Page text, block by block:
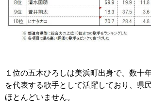
１位の五木ひろしは美浜町出身で、数十
を代表する歌手として活躍しており、県
ほとんどいません。